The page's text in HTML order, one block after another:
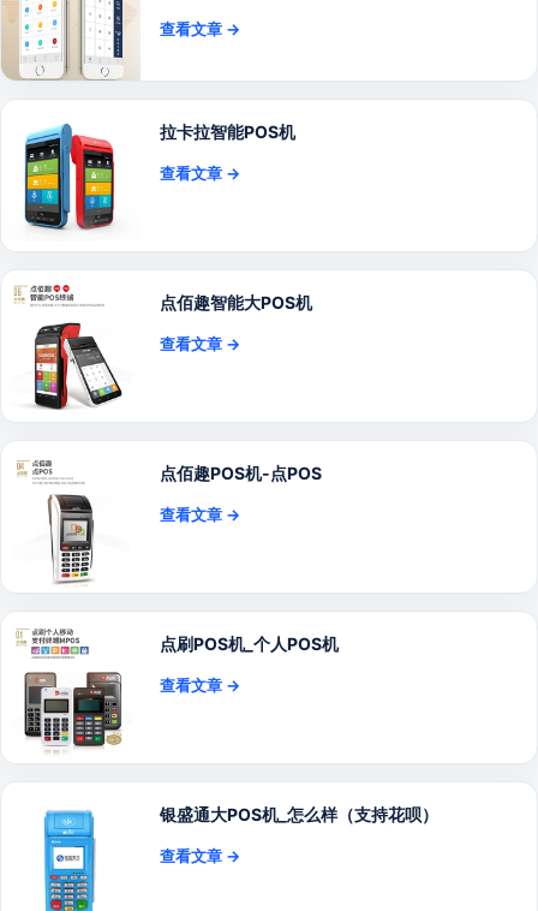
查看文章 →
拉卡拉智能POS机
查看文章 →
点佰趣智能大POS机
查看文章 →
点佰趣POS机-点POS
查看文章 →
点刷POS机_个人POS机
查看文章 →
银盛通大POS机_怎么样（支持花呗）
查看文章 →